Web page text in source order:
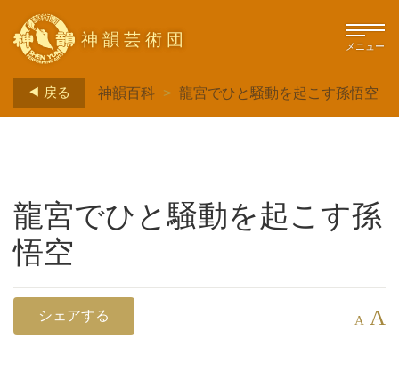
神韻芸術団 メニュー
戻る 神韻百科 > 龍宮でひと騒動を起こす孫悟空
龍宮でひと騒動を起こす孫
悟空
シェアする A A